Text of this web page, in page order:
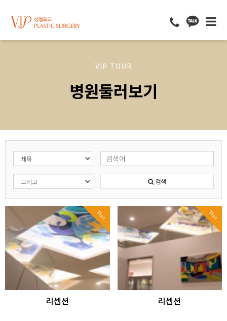
VIP TOUR
병원둘러보기
검색
Hot
리셉션
Hot
리셉션